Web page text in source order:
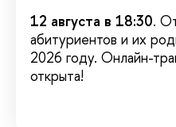
12 августа в 18:30.
абитуриентов и их
2026 году. Онлайн-
открыта!